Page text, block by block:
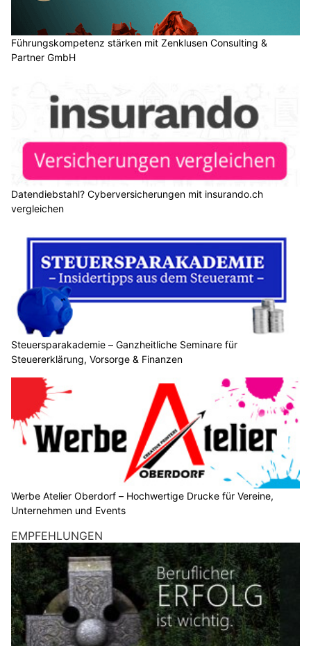
Führungskompetenz stärken mit Zenklusen Consulting &
Partner GmbH
Datendiebstahl? Cyberversicherungen mit insurando.ch
vergleichen
Steuersparakademie – Ganzheitliche Seminare für
Steuererklärung, Vorsorge & Finanzen
Werbe Atelier Oberdorf – Hochwertige Drucke für Vereine,
Unternehmen und Events
EMPFEHLUNGEN